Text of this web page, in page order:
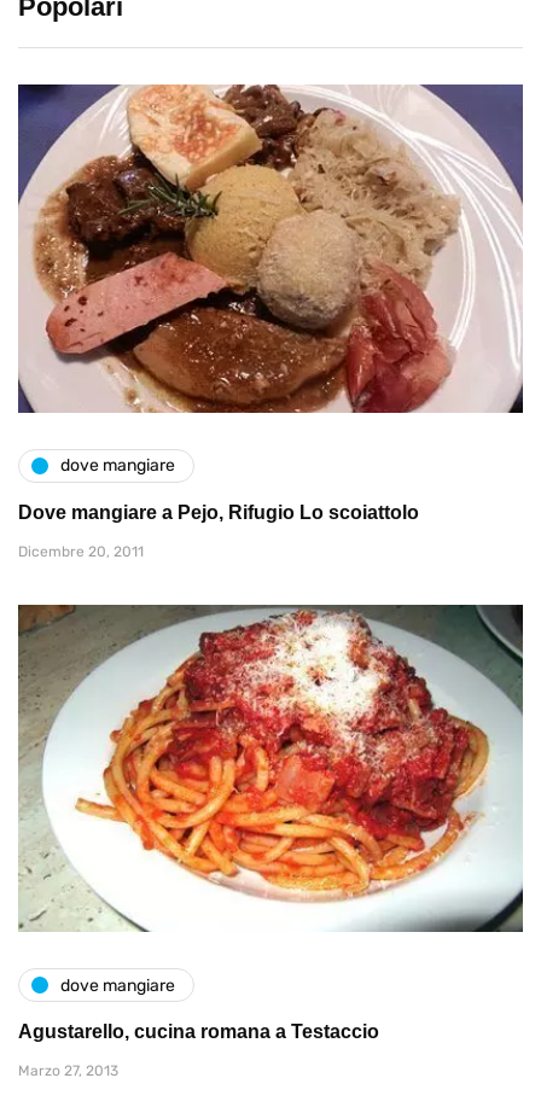
Popolari
dove mangiare
Dove mangiare a Pejo, Rifugio Lo scoiattolo
Dicembre 20, 2011
dove mangiare
Agustarello, cucina romana a Testaccio
Marzo 27, 2013